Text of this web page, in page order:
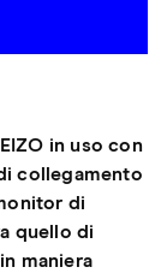
in uso con
collegamento
di
quello di
maniera